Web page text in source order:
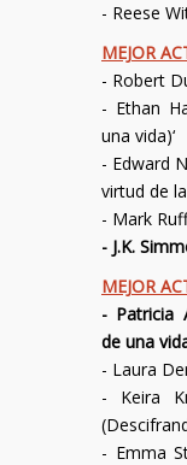
- Reese
MEJOR
- Robert
- Ethan
una vida)‘
- Edward
virtud de
- Mark
- J.K.
MEJOR
- Patricia
de una
- Laura
- Keira
- Emma